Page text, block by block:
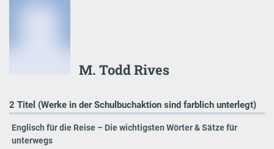
M. Todd Rives
2 Titel (Werke in der Schulbuchaktion sind farblich unterlegt)
Englisch für die Reise – Die wichtigsten Wörter & Sätze für
unterwegs